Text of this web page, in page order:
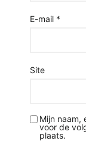
E-mail *
Site
Mijn naam,
voor de
plaats.